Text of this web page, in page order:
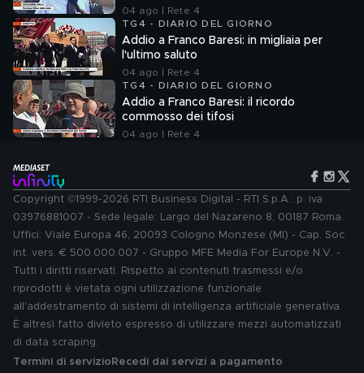
Giovanni Galli
04 ago | Rete 4
TG4 - DIARIO DEL GIORNO
Addio a Franco Baresi: in migliaia per
l'ultimo saluto
04 ago | Rete 4
TG4 - DIARIO DEL GIORNO
Addio a Franco Baresi: il ricordo
commosso dei tifosi
04 ago | Rete 4
Copyright ©1999-2026 RTI Business Digital - RTI S.p.A.: p. iva
03976881007 - Sede legale: Largo del Nazareno 8, 00187 Roma.
Uffici: Viale Europa 46, 20093 Cologno Monzese (MI) - Cap. Soc.
int. vers. € 500.000.007 - Gruppo MFE Media For Europe N.V. -
Tutti i diritti riservati. Rispetto ai contenuti trasmessi e/o
riprodotti è vietata ogni utilizzazione funzionale
all'addestramento di sistemi di intelligenza artificiale generativa.
È altresì fatto divieto espresso di utilizzare mezzi automatizzati
di data scraping.
Termini di servizio Recedi dai servizi a pagamento